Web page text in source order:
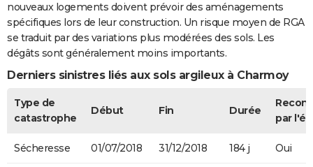
nouveaux logements doivent prévoir des aménagements
spécifiques lors de leur construction. Un risque moyen de RGA
se traduit par des variations plus modérées des sols. Les
dégâts sont généralement moins importants.
Derniers sinistres liés aux sols argileux à Charmoy
Type de
catastrophe
Début Fin Durée
par
Sécheresse 01/07/2018 31/12/2018 184 j Oui